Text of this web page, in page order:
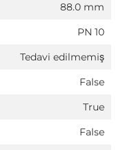
88.0 mm
PN 10
Tedavi edilmemiş
False
True
False